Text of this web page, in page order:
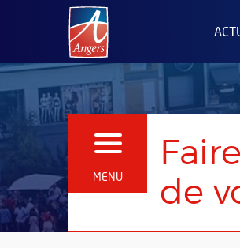
Angers.fr : Retour à
MENU
OUVRIR LE MENU
de